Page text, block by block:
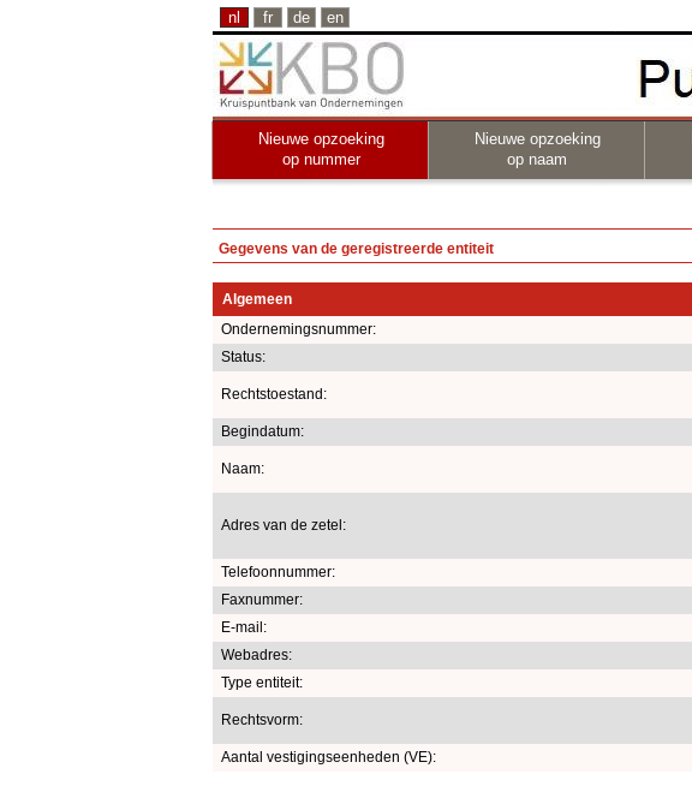
nl fr de en
Nieuwe opzoeking
op nummer
Nieuwe opzoeking
op naam
Gegevens van de geregistreerde entiteit
Algemeen
Ondernemingsnummer:
Status:
Rechtstoestand:
Begindatum:
Naam:
Adres van de zetel:
Telefoonnummer:
Faxnummer:
E-mail:
Webadres:
Type entiteit:
Rechtsvorm:
Aantal vestigingseenheden (VE):